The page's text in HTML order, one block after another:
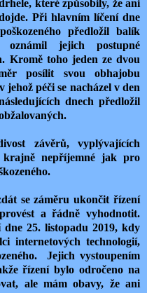
které způsobily, že ani
Při hlavním líčení dne
předložil balík
jejich postupné
Kromě toho jeden ze dvou
posílit svou obhajobu
péči se nacházel v den
dnech předložil
závěrů, vyplývajících
nepříjemné jak pro
se záměru ukončit řízení
a řádně vyhodnotit.
25. listopadu 2019, kdy
internetových technologií,
Jejich vystoupením
řízení bylo odročeno na
ale mám obavy, že ani